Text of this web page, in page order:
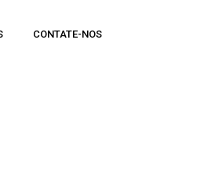
CONTATE-NOS